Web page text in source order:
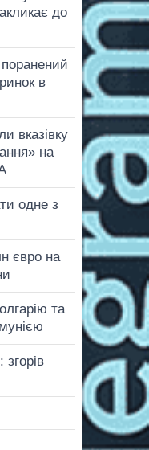
до
в
вказівку
на
одне з
євро на
та